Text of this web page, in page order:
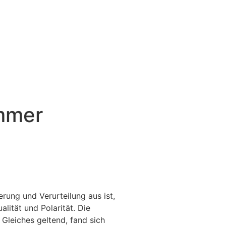
und Verurteilung aus ist,
und Polarität. Die
geltend, fand sich